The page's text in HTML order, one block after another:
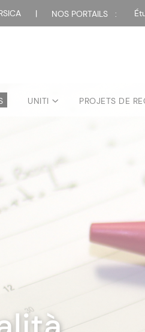
| NOS PORTAILS :
UNITI PROJETS DE